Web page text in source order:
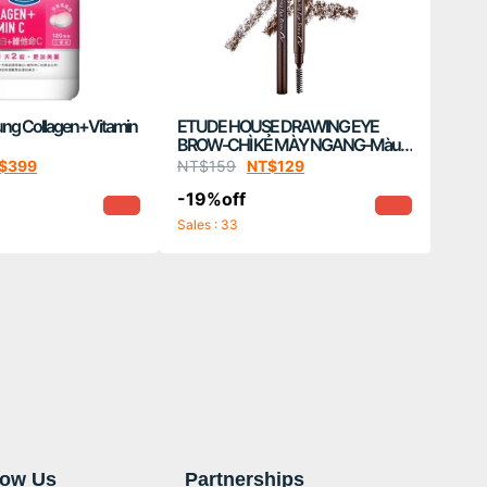
399
ETUDE HOUSE DRAWING EYE
BROW-CHÌ KẺ MÀY NGANG-Màu
Cafe Đen
NT$159 NT$129
-19%off
Sales : 33
Us Partnerships